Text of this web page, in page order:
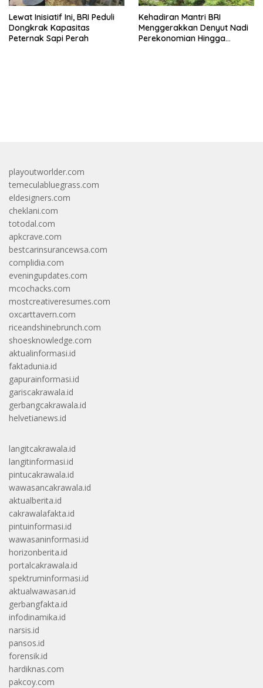
Lewat Inisiatif Ini, BRI Peduli
Dongkrak Kapasitas
Peternak Sapi Perah
Kehadiran Mantri BRI
Menggerakkan Denyut Nadi
Perekonomian Hingga
playoutworlder.com
temeculabluegrass.com
eldesigners.com
cheklani.com
totodal.com
apkcrave.com
bestcarinsurancewsa.com
complidia.com
eveningupdates.com
mcochacks.com
mostcreativeresumes.com
oxcarttavern.com
riceandshinebrunch.com
shoesknowledge.com
aktualinformasi.id
faktadunia.id
gapurainformasi.id
gariscakrawala.id
gerbangcakrawala.id
helvetianews.id
langitcakrawala.id
langitinformasi.id
pintucakrawala.id
wawasancakrawala.id
aktualberita.id
cakrawalafakta.id
pintuinformasi.id
wawasaninformasi.id
horizonberita.id
portalcakrawala.id
spektruminformasi.id
aktualwawasan.id
gerbangfakta.id
infodinamika.id
narsis.id
pansos.id
forensik.id
hardiknas.com
pakcoy.com